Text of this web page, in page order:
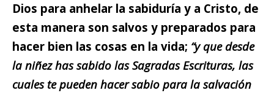
Dios para anhelar la sabiduría y a Cristo, de
esta manera son salvos y preparados para
hacer bien las cosas en la vida; “y que desde
la niñez has sabido las Sagradas Escrituras, las
cuales te pueden hacer sabio para la salvación